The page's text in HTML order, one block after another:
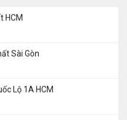
HCM
Sài Gòn
Lộ 1A HCM